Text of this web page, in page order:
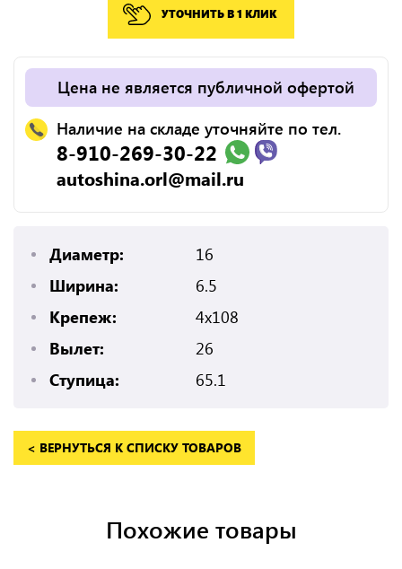
УТОЧНИТЬ В 1 КЛИК
Цена не является публичной офертой
Наличие на складе уточняйте по тел.
8-910-269-30-22
autoshina.orl@mail.ru
Диаметр:
16
Ширина:
6.5
Крепеж:
4x108
Вылет:
26
Ступица:
65.1
< ВЕРНУТЬСЯ К СПИСКУ ТОВАРОВ
Похожие товары